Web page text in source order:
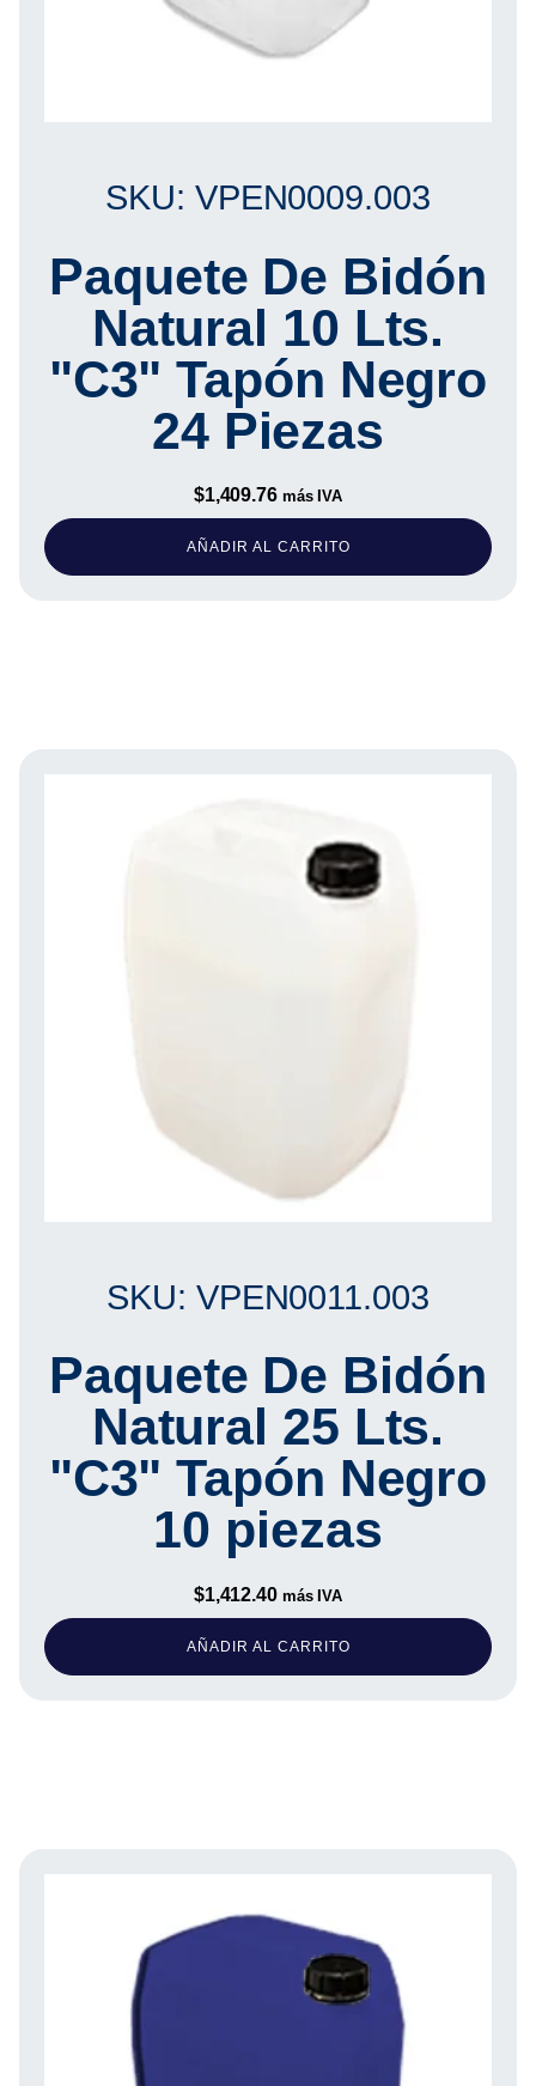
SKU: VPEN0009.003
Paquete De Bidón
Natural 10 Lts.
"C3" Tapón Negro
24 Piezas
$1,409.76 más IVA
AÑADIR AL CARRITO
SKU: VPEN0011.003
Paquete De Bidón
Natural 25 Lts.
"C3" Tapón Negro
10 piezas
$1,412.40 más IVA
AÑADIR AL CARRITO